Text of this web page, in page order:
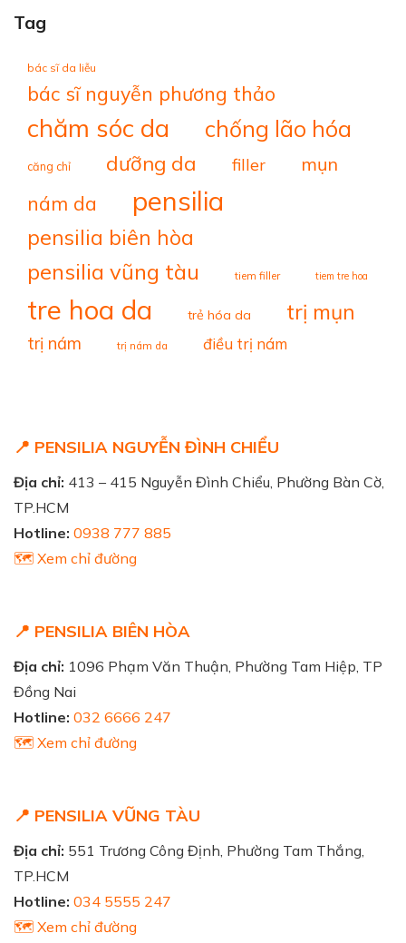
Tag
bác sĩ da liễu
bác sĩ nguyễn phương thảo
chăm sóc da chống lão hóa
căng chỉ dưỡng da filler mụn
nám da pensilia
pensilia biên hòa
pensilia vũng tàu tiem filler tiem tre hoa
tre hoa da trẻ hóa da trị mụn
trị nám trị nám da điều trị nám
📍 PENSILIA NGUYỄN ĐÌNH CHIỂU
Địa chỉ: 413 – 415 Nguyễn Đình Chiểu, Phường Bàn Cờ,
TP.HCM
Hotline: 0938 777 885
🗺️ Xem chỉ đường
📍 PENSILIA BIÊN HÒA
Địa chỉ: 1096 Phạm Văn Thuận, Phường Tam Hiệp, TP
Đồng Nai
Hotline: 032 6666 247
🗺️ Xem chỉ đường
📍 PENSILIA VŨNG TÀU
Địa chỉ: 551 Trương Công Định, Phường Tam Thắng,
TP.HCM
Hotline: 034 5555 247
🗺️ Xem chỉ đường